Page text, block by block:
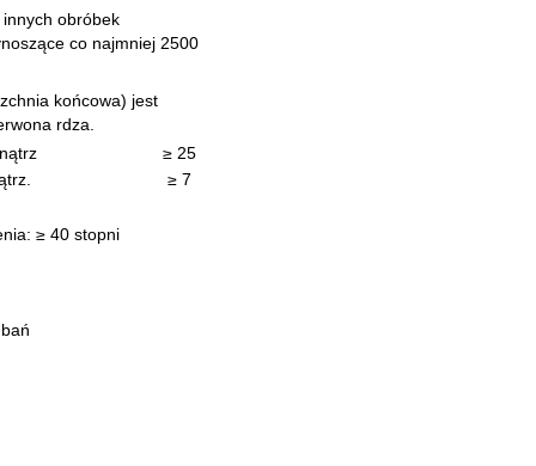
obróbek
co najmniej 2500
końcowa) jest
rdza.
≥ 25
≥ 7
≥ 40 stopni